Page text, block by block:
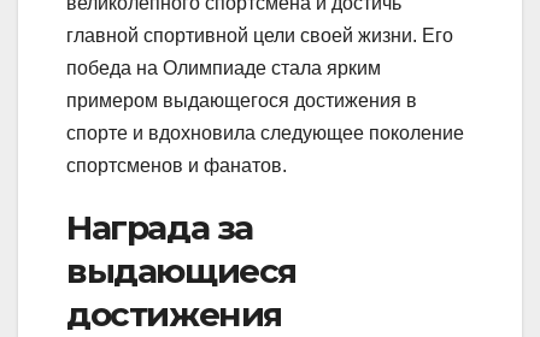
главной спортивной цели своей жизни. Его
победа на Олимпиаде стала ярким
примером выдающегося достижения в
спорте и вдохновила следующее поколение
спортсменов и фанатов.
Награда за
выдающиеся
достижения